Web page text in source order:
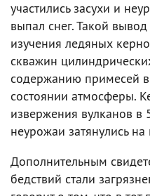
участились засухи и
выпал снег. Такой
изучения ледяных
скважин
содержанию примесей
состоянии атмосферы.
извержения вулканов в
неурожаи затянулись на
Дополнительным
бедствий стали